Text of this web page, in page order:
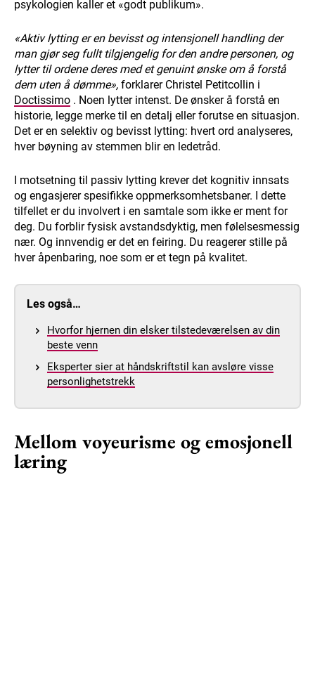
psykologien kaller et «godt publikum».
«Aktiv lytting er en bevisst og intensjonell handling der
man gjør seg fullt tilgjengelig for den andre personen, og
lytter til ordene deres med et genuint ønske om å forstå
dem uten å dømme», forklarer Christel Petitcollin i
Doctissimo . Noen lytter intenst. De ønsker å forstå en
historie, legge merke til en detalj eller forutse en situasjon.
Det er en selektiv og bevisst lytting: hvert ord analyseres,
hver bøyning av stemmen blir en ledetråd.
I motsetning til passiv lytting krever det kognitiv innsats
og engasjerer spesifikke oppmerksomhetsbaner. I dette
tilfellet er du involvert i en samtale som ikke er ment for
deg. Du forblir fysisk avstandsdyktig, men følelsesmessig
nær. Og innvendig er det en feiring. Du reagerer stille på
hver åpenbaring, noe som er et tegn på kvalitet.
Les også…
Hvorfor hjernen din elsker tilstedeværelsen av din
beste venn
Eksperter sier at håndskriftstil kan avsløre visse
personlighetstrekk
Mellom voyeurisme og emosjonell
læring